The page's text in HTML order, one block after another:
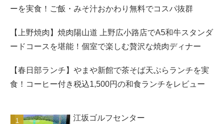
ーを実食！ご飯・みそ汁おかわり無料でコスパ抜群
【上野焼肉】焼肉陽山道 上野広小路店でA5和牛スタンダ
ードコースを堪能！個室で楽しむ贅沢な焼肉ディナー
【春日部ランチ】やまや新館で茶そば天ぷらランチを実
食！コーヒー付き税込1,500円の和食ランチをレビュー
江坂ゴルフセンター